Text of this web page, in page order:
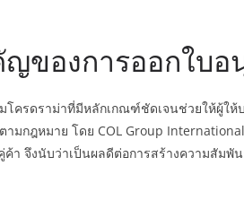
ของการออกใบ
โครดราม่าที่มีหลักเกณฑ์ชัดเจนช่วยให้ผู้ใ
มกฎหมาย โดย COL Group
า จึงนับว่าเป็นผลดีต่อการสร้างความสัมพั